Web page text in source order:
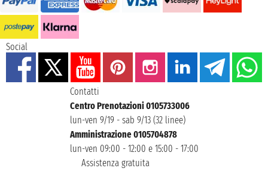
Social
Contatti
Centro Prenotazioni 0105733006
lun-ven 9/19 - sab 9/13 (32 linee)
Amministrazione 0105704878
lun-ven 09:00 - 12:00 e 15:00 - 17:00
Assistenza gratuita